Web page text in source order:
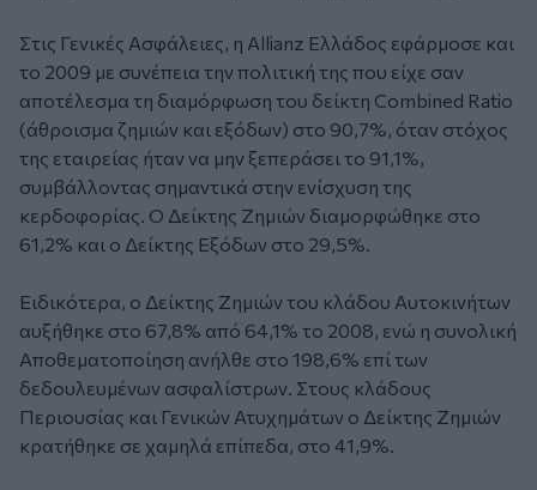
Στις Γενικές Ασφάλειες, η Allianz Ελλάδος εφάρμοσε και
το 2009 με συνέπεια την πολιτική της που είχε σαν
αποτέλεσμα τη διαμόρφωση του δείκτη Combined Ratio
(άθροισμα ζημιών και εξόδων) στο 90,7%, όταν στόχος
της εταιρείας ήταν να μην ξεπεράσει το 91,1%,
συμβάλλοντας σημαντικά στην ενίσχυση της
κερδοφορίας. Ο Δείκτης Ζημιών διαμορφώθηκε στο
61,2% και ο Δείκτης Εξόδων στο 29,5%.
Ειδικότερα, ο Δείκτης Ζημιών του κλάδου Αυτοκινήτων
αυξήθηκε στο 67,8% από 64,1% το 2008, ενώ η συνολική
Αποθεματοποίηση ανήλθε στο 198,6% επί των
δεδουλευμένων ασφαλίστρων. Στους κλάδους
Περιουσίας και Γενικών Ατυχημάτων ο Δείκτης Ζημιών
κρατήθηκε σε χαμηλά επίπεδα, στο 41,9%.